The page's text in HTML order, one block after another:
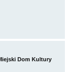
Dom Kultury